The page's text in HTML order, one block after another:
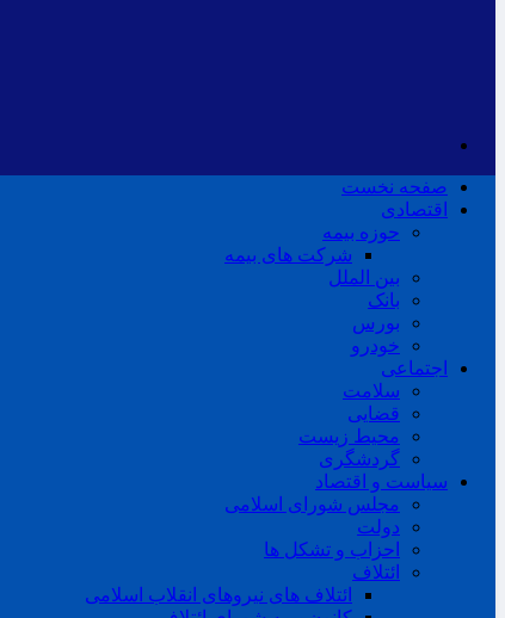
صفحه نخست
اقتصادی
حوزه بیمه
شرکت های بیمه
بین الملل
بانک
بورس
خودرو
اجتماعی
سلامت
قضایی
محیط زیست
گردشگری
سیاست و اقتصاد
مجلس شورای اسلامی
دولت
احزاب و تشکل ها
ائتلاف
ائتلاف های نیروهای انقلاب اسلامی